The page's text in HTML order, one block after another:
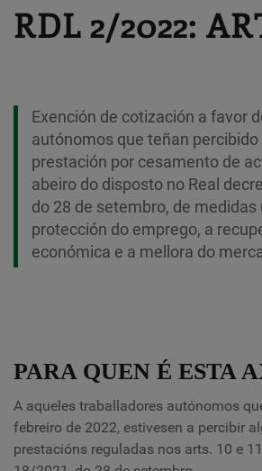
RDL 2/2022:
Exención de cotización a favor
autónomos que teñan
prestación por cesamento de
abeiro do disposto no Real
do 28 de setembro, de medidas
protección do emprego, a
económica e a mellora do
PARA QUEN É ESTA
A aqueles traballadores autónomos
febreiro de 2022, estivesen a percibir
prestacións reguladas nos arts. 10 e